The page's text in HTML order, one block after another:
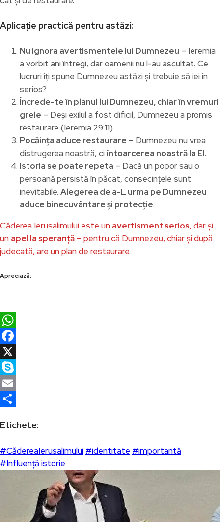
Aplicație practică pentru astăzi:
Nu ignora avertismentele lui Dumnezeu – Ieremia
a vorbit ani întregi, dar oamenii nu l-au ascultat. Ce
lucruri îți spune Dumnezeu astăzi și trebuie să iei în
serios?
Încrede-te în planul lui Dumnezeu, chiar în vremuri
grele – Deși exilul a fost dificil, Dumnezeu a promis
restaurare (Ieremia 29:11).
Pocăința aduce restaurare – Dumnezeu nu vrea
distrugerea noastră, ciîntoarcerea noastră la El.
Istoria se poate repeta – Dacă un popor sau o
persoană persistă în păcat, consecințele sunt
inevitabile. Alegerea de a-L urma pe Dumnezeu
aduce binecuvântare și protecție.
Căderea Ierusalimului este un avertisment serios, dar și
un apel la speranță – pentru că Dumnezeu, chiar și după
judecată, are un plan de restaurare.
Apreciază:
WhatsApp
Facebook
X
Skype
Email
Etichete:
#CădereaIerusalimului #identitate #importantă
#Influență istorie